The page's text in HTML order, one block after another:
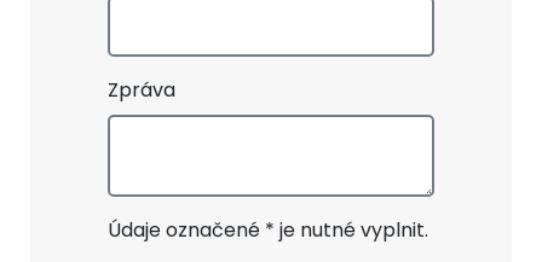
Zpráva
Údaje označené * je nutné vyplnit.